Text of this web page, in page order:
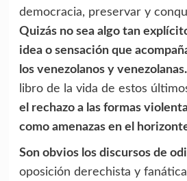
democracia, preservar y
Quizás no sea algo tan
idea o sensación que
los venezolanos y venezolanas.
libro de la vida de estos
el rechazo a las formas
como amenazas en el
Son obvios los discursos de
oposición derechista y